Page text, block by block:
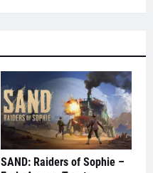
SAND: Raiders of Sophie –